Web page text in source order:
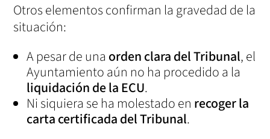
Otros elementos confirman la gravedad de la
situación:
A pesar de una orden clara del Tribunal, el
Ayuntamiento aún no ha procedido a la
liquidación de la ECU.
Ni siquiera se ha molestado en recoger la
carta certificada del Tribunal.